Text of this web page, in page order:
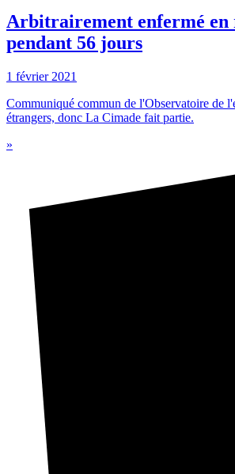
Arbitrairement enfermé en
pendant 56 jours
1 février 2021
Communiqué commun de l'Observatoire de
étrangers, donc La Cimade fait partie.
»